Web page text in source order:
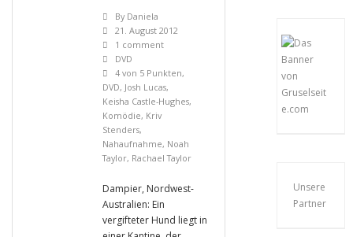
By Daniela
21. August 2012
1 comment
DVD
4 von 5 Punkten,
DVD, Josh Lucas,
Keisha Castle-Hughes,
Komödie, Kriv
Stenders,
Nahaufnahme, Noah
Taylor, Rachael Taylor
Dampier, Nordwest-
Australien: Ein
vergifteter Hund liegt in
Unsere
Partner